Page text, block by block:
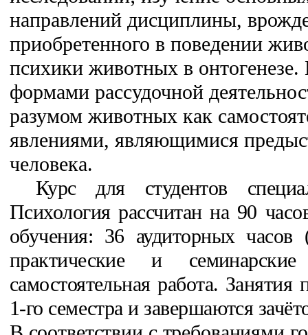
направлений дисциплины,
приобретенного в поведении
психики животных в онтогенезе.
формами рассудочной
разумом животных как
явлениями, являющимися
человека.
Курс для студентов
Психология рассчитан на 90
обучения: 36 аудиторных
практические и
самостоятельная работа. Занятия
1-го семестра и завершаются